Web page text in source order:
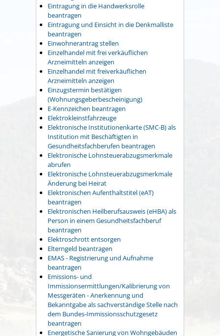
Eintragung in die Handwerksrolle
beantragen
Eintragung und Einsicht in die Denkmalliste
beantragen
Einwohnerantrag stellen
Einzelhandel mit frei verkäuflichen
Arzneimitteln anzeigen
Einzelhandel mit freiverkäuflichen
Arzneimitteln anzeigen
Einzugstermin bestätigen
(Wohnungsgeberbescheinigung)
E-Kennzeichen beantragen
Elektrokleinstfahrzeuge
Elektronische Institutionenkarte (SMC-B) als
Institution mit Beschäftigten in
Gesundheitsfachberufen beantragen
Elektronische Lohnsteuerabzugsmerkmale
abrufen
Elektronische Lohnsteuerabzugsmerkmale
Änderung bei Heirat
Elektronischen Aufenthaltstitel (eAT)
beantragen
Elektronischen Heilberufsausweis (eHBA) als
Person in einem Gesundheitsfachberuf
beantragen
Elektroschrott entsorgen
Elterngeld beantragen
EMAS - Registrierung und Aufnahme
beantragen
Emissions- und
Immissionsermittlungen/Kalibrierung von
Messgeräten - Anerkennung und
Bekanntgabe als sachverständige Stelle nach
dem Bundes-Immissionsschutzgesetz
beantragen
Energetische Sanierung von Wohngebäuden